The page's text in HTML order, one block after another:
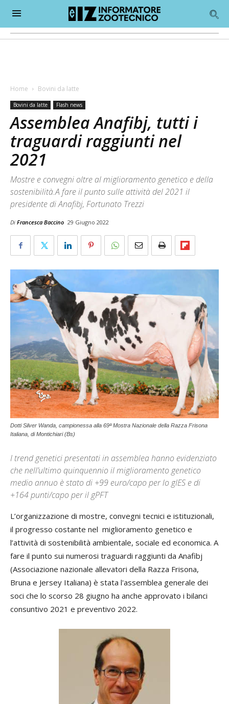
Home Bovini da latte
Bovini da latte Flash news
Assemblea Anafibj, tutti i
traguardi raggiunti nel
2021
Mostre e convegni oltre al miglioramento genetico e della
sostenibilità.A fare il punto sulle attività del 2021 il
presidente di Anafibj, Fortunato Trezzi
Di Francesca Baccino 29 Giugno 2022
Dotti Silver Wanda, campionessa alla 69ª Mostra Nazionale della Razza Frisona
Italiana, di Montichiari (Bs)
I trend genetici presentati in assemblea hanno evidenziato
che nell’ultimo quinquennio il miglioramento genetico
medio annuo è stato di +99 euro/capo per lo gIES e di
+164 punti/capo per il gPFT
L’organizzazione di mostre, convegni tecnici e istituzionali,
il progresso costante nel miglioramento genetico e
l’attività di sostenibilità ambientale, sociale ed economica. A
fare il punto sui numerosi traguardi raggiunti da Anafibj
(Associazione nazionale allevatori della Razza Frisona,
Bruna e Jersey Italiana) è stata l'assemblea generale dei
soci che lo scorso 28 giugno ha anche approvato i bilanci
consuntivo 2021 e preventivo 2022.